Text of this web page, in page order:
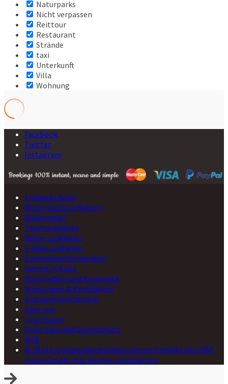
Naturparks
Nicht verpassen
Reittour
Restaurant
Strände
taxi
Unterkunft
Villa
Wohnung
Facebook
Twitter
Instagram
Entdeckt Kuba
Wohnmobil zu Mieten
Wohnmobil
Tauchangebote
Roller zu Mieten
E-Bike zu Mieten
Einreisebestimmungen
Fahren In Kuba
Botschaften und Konsulate
Währungen & Kreditkarte
Krankenversicherung
Über uns
Impressum
Sicherheit und Datenschutz
AGB
© 2024 tropicalcubanholiday.com ein Produkt von P&P
group GmbH. Alle Rechte vorbehalten.